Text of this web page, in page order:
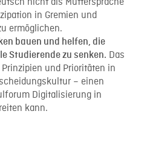
nicht als Muttersprache
in Gremien und
ermöglichen.
bauen und helfen, die
Studierende zu senken. Das
und Prioritäten in
– einen
Digitalisierung in
kann.